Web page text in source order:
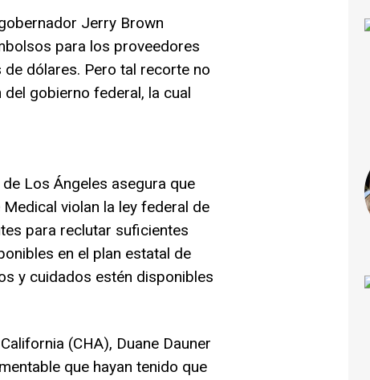
Jerry Brown
para los proveedores
dólares. Pero tal recorte no
gobierno federal, la cual
Los Ángeles asegura que
violan la ley federal de
para reclutar suficientes
en el plan estatal de
y cuidados estén disponibles
(CHA), Duane Dauner
que hayan tenido que